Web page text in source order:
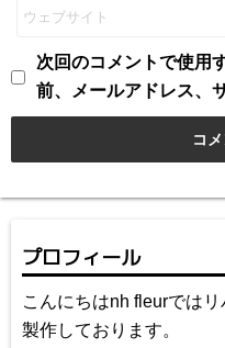
次回のコメントで使用
前、メールアドレス、
プロフィール
こんにちはnh fleurでは
製作しております。